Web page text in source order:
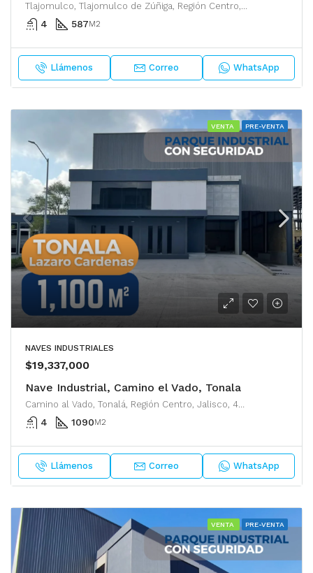
Tlajomulco, Tlajomulco de Zúñiga, Región Centro, Jalisco, 45640, México
4 587M2
Llámenos Correo WhatsApp
VENTA PRE-VENTA
NAVES INDUSTRIALES
$19,337,000
Nave Industrial, Camino el Vado, Tonala
Camino al Vado, Tonalá, Región Centro, Jalisco, 45429, México
4 1090M2
Llámenos Correo WhatsApp
VENTA PRE-VENTA